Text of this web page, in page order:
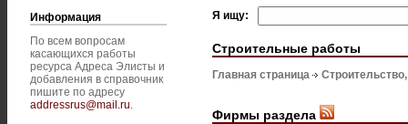
Информация
По всем вопросам
касающихся работы
ресурса Адреса Элисты и
добавления в справочник
пишите по адресу
addressrus@mail.ru.
Я ищу:
Строительные работы
Главная страница
Фирмы раздела